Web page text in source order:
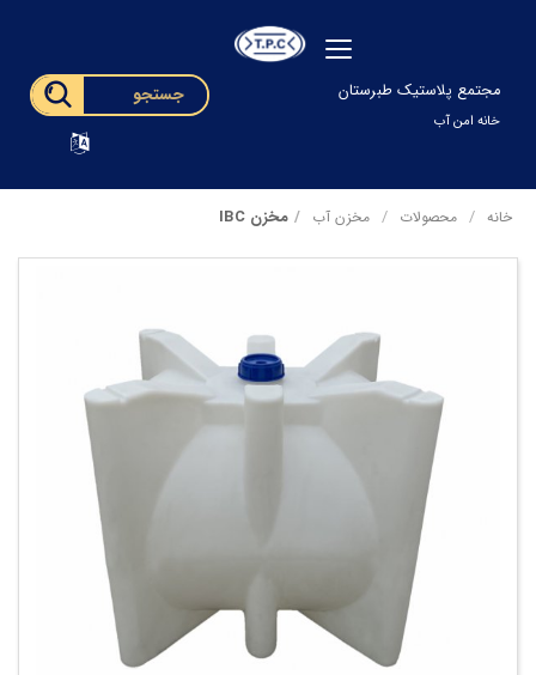
مجتمع پلاستیک طبرستان
خانه امن آب
خانه محصولات مخزن آب مخزن IBC